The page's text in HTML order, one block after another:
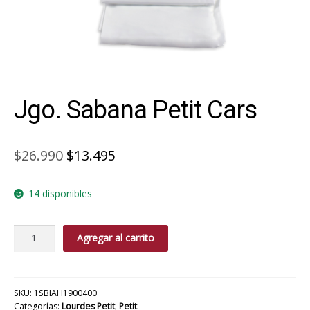
Jgo. Sabana Petit Cars
$26.990 El
original
era:
$26.990.
$13.495El
es:
$13.495.
14 disponibles
cantidad
Agregar al carrito
SKU: 1SBIAH1900400
Categorías: Lourdes Petit,Petit